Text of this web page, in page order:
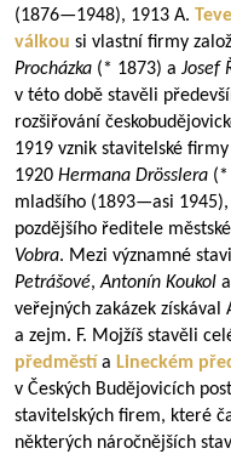
(1876—1948), 1913 A.
válkou si vlastní firmy
Procházka (* 1873) a Josef
v této době stavěli
rozšiřování
1919 vznik stavitelské firmy
1920 Hermana Drösslera (*
mladšího (1893—asi 1945),
pozdějšího ředitele
Vobra. Mezi významné
Petrášové, Antonín Koukol a
veřejných zakázek
a zejm. F. Mojžíš stavěli
předměstí a Lineckém
v Českých Budějovicích
stavitelských firem, které
některých náročnějších